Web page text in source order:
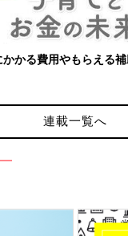
連載一覧へ